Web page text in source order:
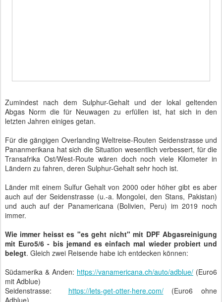
Zumindest nach dem Sulphur-Gehalt und der lokal geltenden
Abgas Norm die für Neuwagen zu erfüllen ist, hat sich in den
letzten Jahren einiges getan.
Für die gängigen Overlanding Weltreise-Routen Seidenstrasse und
Pananmerikana hat sich die Situation wesentlich verbessert, für die
Transafrika Ost/West-Route wären doch noch viele Kilometer in
Ländern zu fahren, deren Sulphur-Gehalt sehr hoch ist.
Länder mit einem Sulfur Gehalt von 2000 oder höher gibt es aber
auch auf der Seidenstrasse (u.-a. Mongolei, den Stans, Pakistan)
und auch auf der Panamericana (Bolivien, Peru) im 2019 noch
immer.
Wie immer heisst es "es geht nicht" mit DPF Abgasreinigung
mit Euro5/6 - bis jemand es einfach mal wieder probiert und
belegt. Gleich zwei Reisende habe ich entdecken können:
Südamerika & Anden: https://vanamericana.ch/auto/adblue/ (Euro6
mit Adblue)
Seidenstrasse: https://lets-get-otter-here.com/(Euro6 ohne